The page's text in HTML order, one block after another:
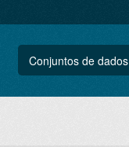
Conjuntos de dados